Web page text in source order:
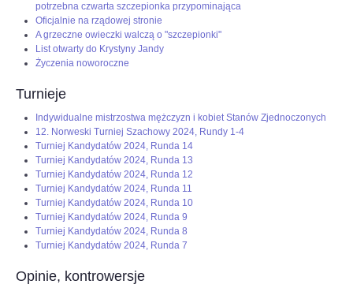
potrzebna czwarta szczepionka przypominająca
Oficjalnie na rządowej stronie
A grzeczne owieczki walczą o "szczepionki"
List otwarty do Krystyny Jandy
Życzenia noworoczne
Turnieje
Indywidualne mistrzostwa mężczyzn i kobiet Stanów Zjednoczonych
12. Norweski Turniej Szachowy 2024, Rundy 1-4
Turniej Kandydatów 2024, Runda 14
Turniej Kandydatów 2024, Runda 13
Turniej Kandydatów 2024, Runda 12
Turniej Kandydatów 2024, Runda 11
Turniej Kandydatów 2024, Runda 10
Turniej Kandydatów 2024, Runda 9
Turniej Kandydatów 2024, Runda 8
Turniej Kandydatów 2024, Runda 7
Opinie, kontrowersje